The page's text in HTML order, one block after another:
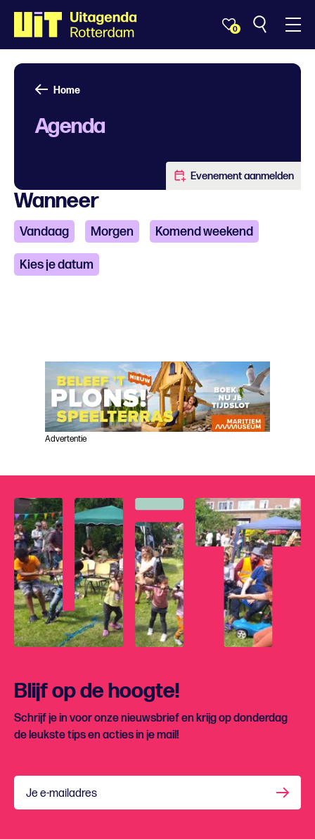
0
Home
Agenda
Evenement aanmelden
Wanneer
Vandaag Morgen Komend weekend
Kies je datum
Advertentie
Blijf op de hoogte!
Schrijf je in voor onze nieuwsbrief en krijg op donderdag
de leukste tips en acties in je mail!
Je e-mailadres